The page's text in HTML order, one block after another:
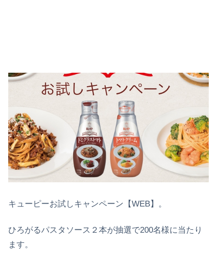
キューピーお試しキャンペーン【WEB】。
ひろがるパスタソース２本が抽選で200名様に当たり
ます。